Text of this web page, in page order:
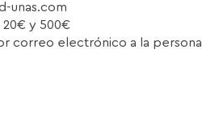
unas.com
y 500€
correo electrónico a la